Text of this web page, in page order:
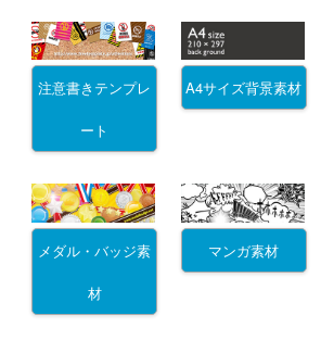
注意書きテンプレ
ート
A4サイズ背景素材
メダル・バッジ素
材
マンガ素材